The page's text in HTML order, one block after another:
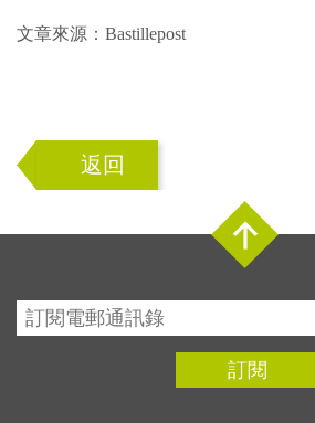
文章來源：Bastillepost
返回
訂閱